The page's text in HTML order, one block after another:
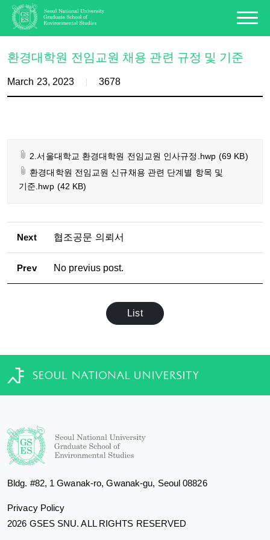
환경대학원 전임교원 채용 관련 규정 및 기준
March 23, 2023 3678
2.서울대학교 환경대학원 전임교원 인사규정.hwp (69 KB)
환경대학원 전임교원 신규채용 관련 단계별 항목 및
기준.hwp (42 KB)
Next 협조공문 의뢰서
Prev No previus post.
List
Bldg. #82, 1 Gwanak-ro, Gwanak-gu, Seoul 08826
Privacy Policy
2026 GSES SNU. ALL RIGHTS RESERVED